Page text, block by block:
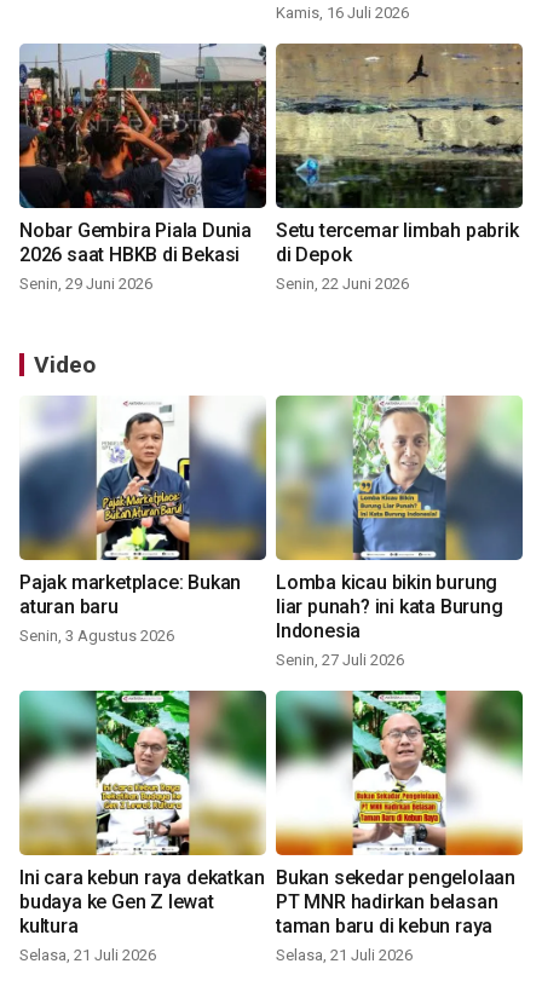
Kamis, 16 Juli 2026
Nobar Gembira Piala Dunia
2026 saat HBKB di Bekasi
Senin, 29 Juni 2026
Setu tercemar limbah pabrik
di Depok
Senin, 22 Juni 2026
Video
Pajak marketplace: Bukan
aturan baru
Senin, 3 Agustus 2026
Lomba kicau bikin burung
liar punah? ini kata Burung
Indonesia
Senin, 27 Juli 2026
Ini cara kebun raya dekatkan
budaya ke Gen Z lewat
kultura
Selasa, 21 Juli 2026
Bukan sekedar pengelolaan
PT MNR hadirkan belasan
taman baru di kebun raya
Selasa, 21 Juli 2026